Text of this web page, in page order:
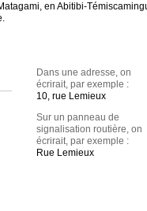
en Abitibi-
Dans une adresse, on
écrirait, par exemple :
10, rue Lemieux
Sur un panneau de
signalisation routière, on
écrirait, par exemple :
Rue Lemieux